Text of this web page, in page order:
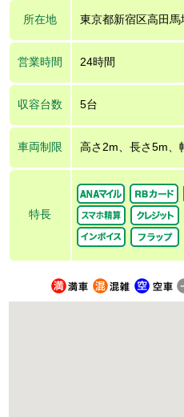
所在地 東京都新宿区高田馬
営業時間 24時間
収容台数 5台
車両制限 高さ2m、長さ5m、
特長